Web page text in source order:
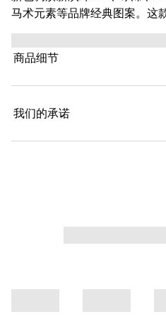
马术元素等品牌经典图案。这
面料打造，匠心缀饰罗纹滚边
商品细节
我们的承诺